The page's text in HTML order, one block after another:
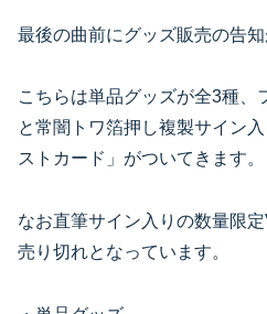
最後の曲前にグッズ販売の告知
こちらは単品グッズが全3種、
と常闇トワ箔押し複製サイン
ストカード」がついてきます。
なお直筆サイン入りの数量限
売り切れとなっています。